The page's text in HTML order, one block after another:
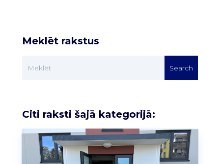
Meklēt rakstus
Citi raksti šajā kategorijā: